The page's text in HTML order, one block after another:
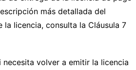
más detallada del
la licencia, consulta la Cláusula 7
necesita volver a emitir la licencia